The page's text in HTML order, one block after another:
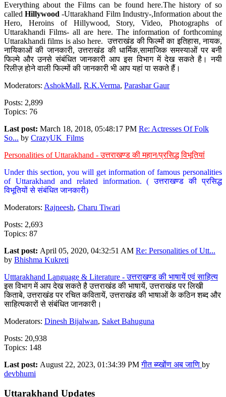
Everything about the Films can be found here.The history of so
calledHillywood-Uttarakhand Film Industry-,Information about the
Hero, Heroins of Hillywood, Story, Video, Photographs of
Uttarakhandi Films- all are here. The information of forthcoming
Uttarakhandi films is also here. उत्तराखंड की फिल्मों का इतिहास, नायक,
नायिकाओं की जानकारी, उत्तराखंड की धार्मिक,सामाजिक समस्याओं पर बनी
फिल्मे और उनसे संबंधित जानकारी आप इस विभाग में देख सकते है। नयी
रिलीज़ होने वाली फिल्मों की जानकारी भी आप यहां पा सकते हैं।
Moderators: AshokMall, R.K.Verma, Parashar Gaur
Posts: 2,899
Topics: 76
Last post: March 18, 2018, 05:48:17 PM Re: Actresses Of Folk
So... by CrazyUK_Films
Personalities of Uttarakhand - उत्तराखण्ड की महान/प्रसिद्ध विभूतियां
Under this section, you will get information of famous personalities
of Uttarakhand and related information. ( उत्तराखण्ड की प्रसिद्ध
विभूतियों से संबंधित जानकारी)
Moderators: Rajneesh, Charu Tiwari
Posts: 2,693
Topics: 87
Last post: April 05, 2020, 04:32:51 AM Re: Personalities of Utt...
by Bhishma Kukreti
Utttarakhand Language & Literature - उत्तराखण्ड की भाषायें एवं साहित्य
इस विभाग में आप देख सकते है उत्तराखंड की भाषायें, उत्तराखंड पर लिखी
किताबे, उत्तराखंड पर रचित कवितायें, उत्तराखंड की भाषाओं के कठिन शब्द और
साहित्यकारों से संबंधित जानकारी।
Moderators: Dinesh Bijalwan, Saket Bahuguna
Posts: 20,938
Topics: 148
Last post: August 22, 2023, 01:34:39 PMगीत ब्य्खोंण अब जाणि by
devbhumi
Uttarakhand Updates